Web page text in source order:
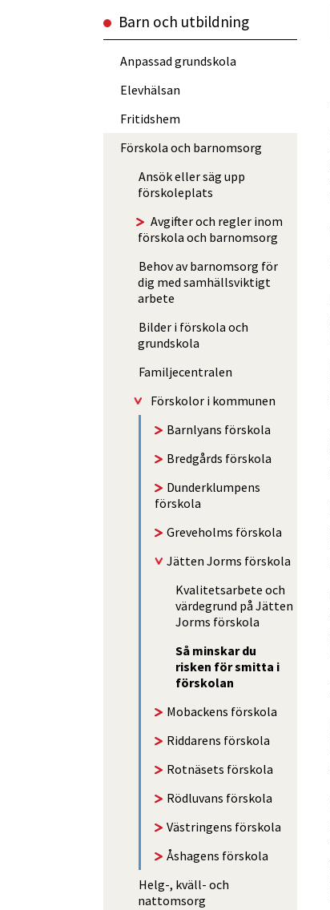
Barn och utbild­ning
Anpassad grundskola
Elevhälsan
Fritidshem
Förskola och barnomsorg
Ansök eller säg upp
förskoleplats
Avgifter och regler inom
förskola och barnomsorg
Behov av barn­omsorg för
dig med samhälls­viktigt
arbete
Bilder i förskola och
grundskola
Familje­centralen
Förskolor i kommunen
Barnlyans förskola
Bredgårds förskola
Dunder­klumpens
förskola
Greveholms förskola
Jätten Jorms förskola
Kvalitetsarbete och
värdegrund på Jätten
Jorms förskola
Så minskar du
risken för smitta i
förskolan
Mobackens förskola
Riddarens förskola
Rotnäsets förskola
Rödluvans förskola
Västringens förskola
Åshagens förskola
Helg-, kväll- och
nattomsorg